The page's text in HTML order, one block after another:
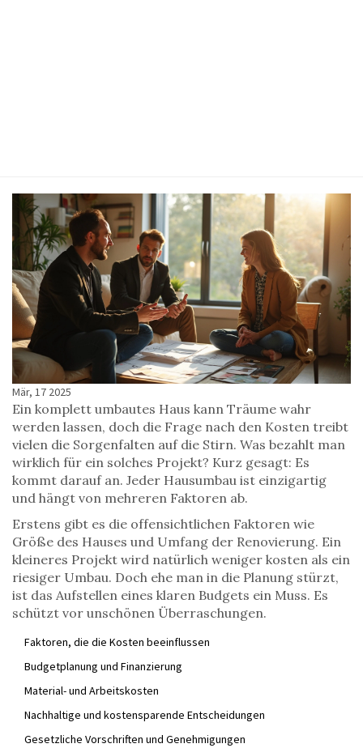
Mär, 17 2025
Ein komplett umbautes Haus kann Träume wahr
werden lassen, doch die Frage nach den Kosten treibt
vielen die Sorgenfalten auf die Stirn. Was bezahlt man
wirklich für ein solches Projekt? Kurz gesagt: Es
kommt darauf an. Jeder Hausumbau ist einzigartig
und hängt von mehreren Faktoren ab.
Erstens gibt es die offensichtlichen Faktoren wie
Größe des Hauses und Umfang der Renovierung. Ein
kleineres Projekt wird natürlich weniger kosten als ein
riesiger Umbau. Doch ehe man in die Planung stürzt,
ist das Aufstellen eines klaren Budgets ein Muss. Es
schützt vor unschönen Überraschungen.
Faktoren, die die Kosten beeinflussen
Budgetplanung und Finanzierung
Material- und Arbeitskosten
Nachhaltige und kostensparende Entscheidungen
Gesetzliche Vorschriften und Genehmigungen